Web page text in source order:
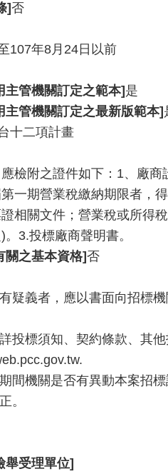
]否
107年8月24日以前
主管機關訂定之範本] 是
主管機關訂定之最新版範本]
十二項計畫
檢附之證件如下：1、廠
一期營業稅繳納期限者，
相關文件；營業稅或所得
3.投標廠商聲明書。
關之基本資格]否
疑義者，應以書面向招標
投標須知、契約條款、其
間機關是否有異動本案招標
。
舉受理單位]